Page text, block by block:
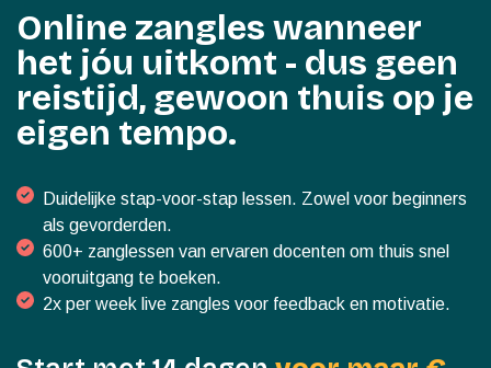
Online zangles wanneer
het jóu uitkomt - dus geen
reistijd, gewoon thuis op je
eigen tempo.
Duidelijke stap-voor-stap lessen. Zowel voor beginners
als gevorderden.
600+ zanglessen van ervaren docenten om thuis snel
vooruitgang te boeken.
2x per week live zangles voor feedback en motivatie.